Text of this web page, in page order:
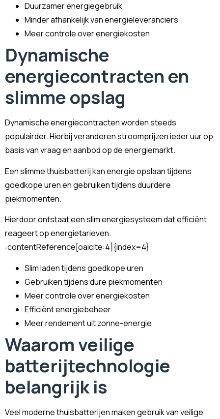
Duurzamer energiegebruik
Minder afhankelijk van energieleveranciers
Meer controle over energiekosten
Dynamische
energiecontracten en
slimme opslag
Dynamische energiecontracten worden steeds
populairder. Hierbij veranderen stroomprijzen ieder uur op
basis van vraag en aanbod op de energiemarkt.
Een slimme thuisbatterij kan energie opslaan tijdens
goedkope uren en gebruiken tijdens duurdere
piekmomenten.
Hierdoor ontstaat een slim energiesysteem dat efficiënt
reageert op energietarieven.
:contentReference[oaicite:4]{index=4}
Slim laden tijdens goedkope uren
Gebruiken tijdens dure piekmomenten
Meer controle over energiekosten
Efficiënt energiebeheer
Meer rendement uit zonne-energie
Waarom veilige
batterijtechnologie
belangrijk is
Veel moderne thuisbatterijen maken gebruik van veilige